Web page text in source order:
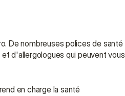
De nombreuses polices de santé
d'allergologues qui peuvent vous
en charge la santé